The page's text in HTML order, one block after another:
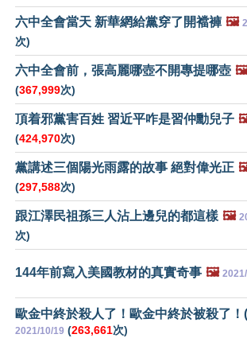
六中全會當天 新華網給黨穿了開襠褲 🖼️
次)
六中全會前，張高麗哪壺不開專提哪壺
(367,999次)
頂着邪黨害百姓 習近平咋是習仲勳兒子
(424,970次)
黨講述三個陽光雨露的故事 絕對偉光正
(297,588次)
跟江澤民祖孫三人沾上邊兒的都這樣 🖼️
次)
144年前寫入美國教材的真實奇事 🖼️
歐金中終於殺人了！歐金中終於被殺了
2021/10/19 (263,661次)